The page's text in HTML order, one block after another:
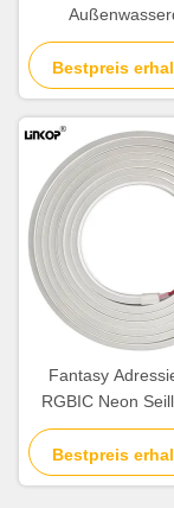
Schneidbare LED-
Streifenrolle
Bestpreis
Fantasy
RGBIC Neon
5M
Bestpreis